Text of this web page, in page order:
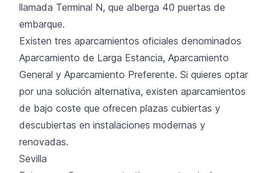
llamada Terminal N, que alberga 40 puertas de
embarque.
Existen tres aparcamientos oficiales denominados
Aparcamiento de Larga Estancia, Aparcamiento
General y Aparcamiento Preferente. Si quieres optar
por una solución alternativa, existen aparcamientos
de bajo coste que ofrecen plazas cubiertas y
descubiertas en instalaciones modernas y
renovadas.
Sevilla